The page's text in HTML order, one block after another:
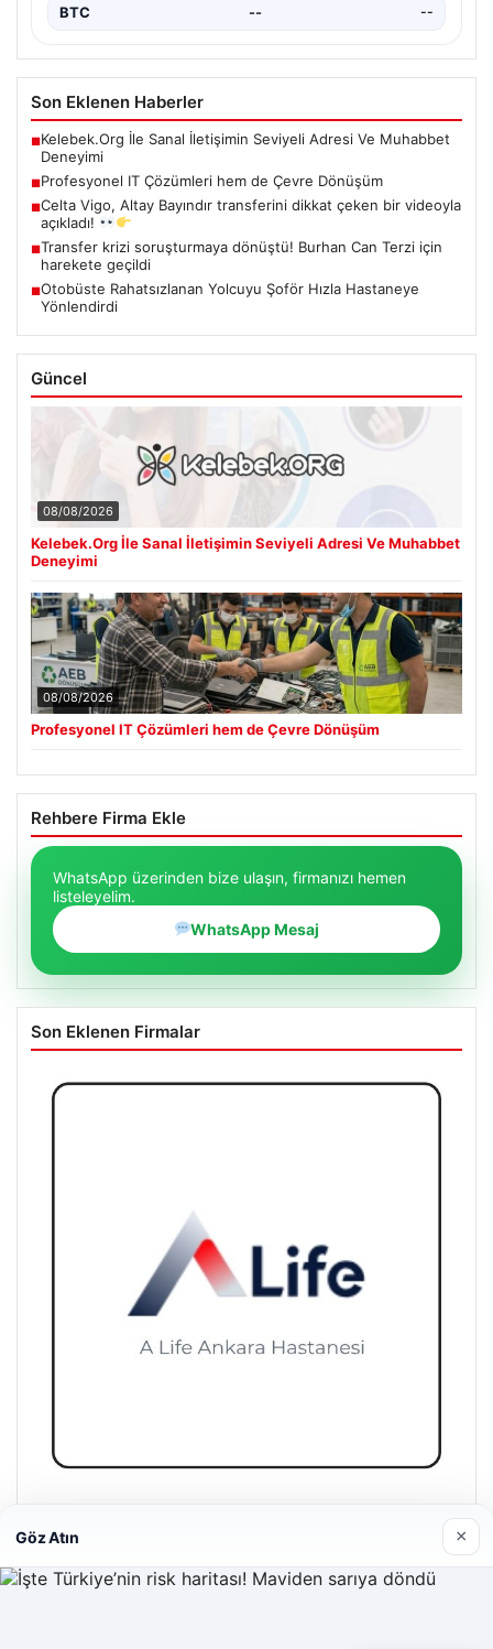
BTC -- --
Son Eklenen Haberler
■Kelebek.Org İle Sanal İletişimin Seviyeli Adresi Ve Muhabbet
Deneyimi
■Profesyonel IT Çözümleri hem de Çevre Dönüşüm
■Celta Vigo, Altay Bayındır transferini dikkat çeken bir videoyla
açıkladı!
■Transfer krizi soruşturmaya dönüştü! Burhan Can Terzi için
harekete geçildi
■Otobüste Rahatsızlanan Yolcuyu Şoför Hızla Hastaneye
Yönlendirdi
Güncel
08/08/2026
Kelebek.Org İle Sanal İletişimin Seviyeli Adresi Ve Muhabbet
Deneyimi
08/08/2026
Profesyonel IT Çözümleri hem de Çevre Dönüşüm
Rehbere Firma Ekle
WhatsApp üzerinden bize ulaşın, firmanızı hemen
listeleyelim.
WhatsApp Mesaj
Son Eklenen Firmalar
27/03/2026
Göz Atın ×